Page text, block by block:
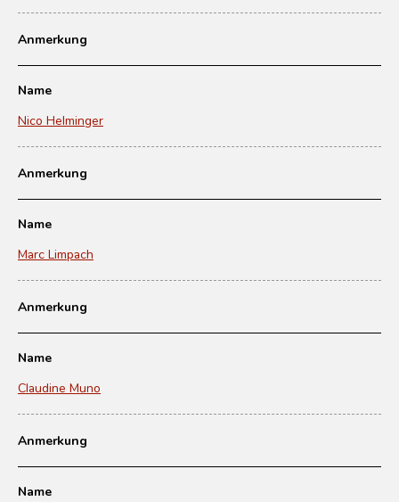
Anmerkung
Name
Nico Helminger
Anmerkung
Name
Marc Limpach
Anmerkung
Name
Claudine Muno
Anmerkung
Name